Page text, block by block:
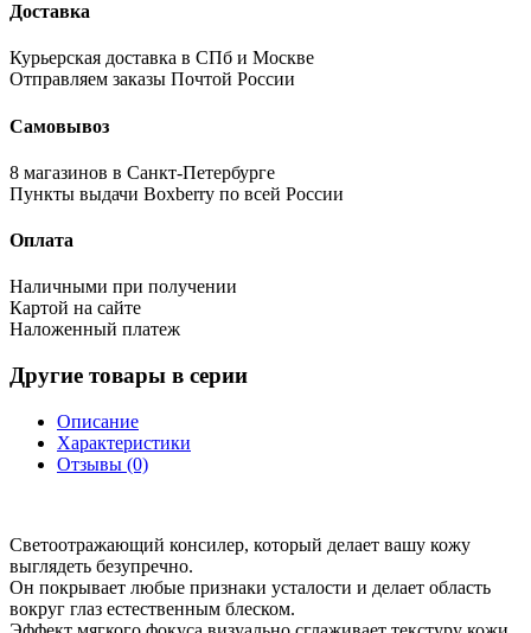
Доставка
Курьерская доставка в СПб и Москве
Отправляем заказы Почтой России
Самовывоз
8 магазинов в Санкт-Петербурге
Пункты выдачи Boxberry по всей России
Оплата
Наличными при получении
Картой на сайте
Наложенный платеж
Другие товары в серии
Описание
Характеристики
Отзывы (0)
Светоотражающий консилер, который делает вашу кожу
выглядеть безупречно.
Он покрывает любые признаки усталости и делает область
вокруг глаз естественным блеском.